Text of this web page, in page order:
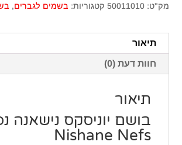
מק"ט:50011010 קטגוריות: בשמים לגברים,
תיאור
חוות דעת (0)
תיאור
בושם יוניסקס נישאנה
Nishane Nefs